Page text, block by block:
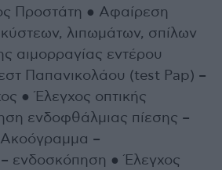
Προστάτη ● Αφαίρεση
λιπωμάτων, σπίλων
αιμορραγίας εντέρου
Παπανικολάου (test Pap) –
● Έλεγχος οπτικής
ενδοφθάλμιας πίεσης –
–
ενδοσκόπηση ● Έλεγχος